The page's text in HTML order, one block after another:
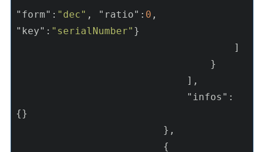
"form" : "dec" , "ratio" : 0
"key" : "serialNumber" }
"infos" :
{}